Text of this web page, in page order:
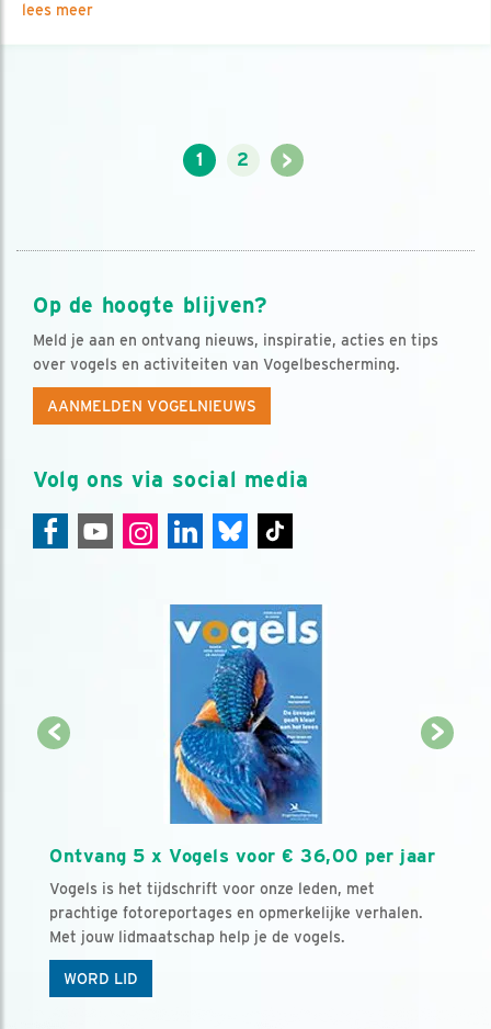
lees meer
1 2 >
Op de hoogte blijven?
Meld je aan en ontvang nieuws, inspiratie, acties en tips
over vogels en activiteiten van Vogelbescherming.
AANMELDEN VOGELNIEUWS
Volg ons via social media
Ontvang 5 x Vogels voor € 36,00 per jaar
Vogels is het tijdschrift voor onze leden, met
prachtige fotoreportages en opmerkelijke verhalen.
Met jouw lidmaatschap help je de vogels.
WORD LID